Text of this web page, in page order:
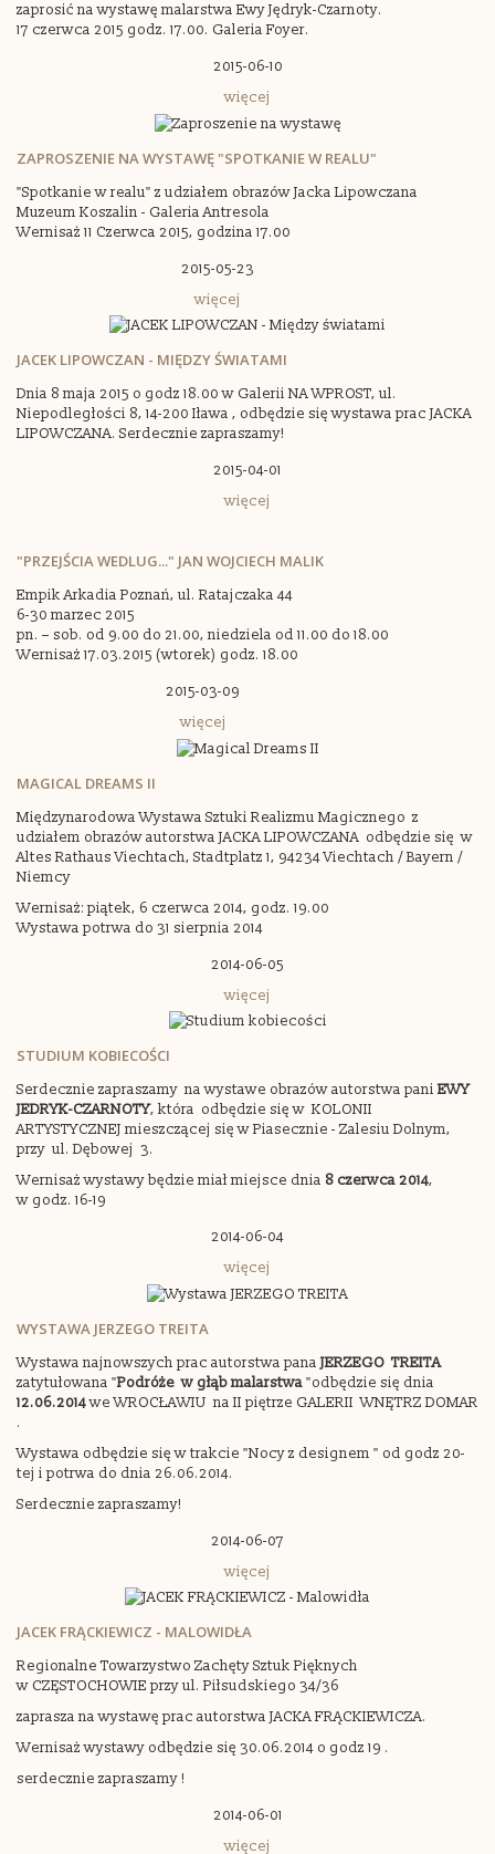
zaprosić na wystawę malarstwa Ewy Jędryk-Czarnoty.
17 czerwca 2015 godz. 17.00. Galeria Foyer.
2015-06-10
więcej
ZAPROSZENIE NA WYSTAWĘ "SPOTKANIE W REALU"
"Spotkanie w realu" z udziałem obrazów Jacka Lipowczana
Muzeum Koszalin - Galeria Antresola
Wernisaż 11 Czerwca 2015, godzina 17.00
2015-05-23
więcej
JACEK LIPOWCZAN - MIĘDZY ŚWIATAMI
Dnia 8 maja 2015 o godz 18.00 w Galerii NA WPROST, ul.
Niepodległości 8, 14-200 Iława , odbędzie się wystawa prac JACKA
LIPOWCZANA. Serdecznie zapraszamy!
2015-04-01
więcej
"PRZEJŚCIA WEDLUG..." JAN WOJCIECH MALIK
Empik Arkadia Poznań, ul. Ratajczaka 44
6-30 marzec 2015
pn. – sob. od 9.00 do 21.00, niedziela od 11.00 do 18.00
Wernisaż 17.03.2015 (wtorek) godz. 18.00
2015-03-09
więcej
MAGICAL DREAMS II
Międzynarodowa Wystawa Sztuki Realizmu Magicznego z
udziałem obrazów autorstwa JACKA LIPOWCZANA odbędzie się w
Altes Rathaus Viechtach, Stadtplatz 1, 94234 Viechtach / Bayern /
Niemcy
Wernisaż: piątek, 6 czerwca 2014, godz. 19.00
Wystawa potrwa do 31 sierpnia 2014
2014-06-05
więcej
STUDIUM KOBIECOŚCI
Serdecznie zapraszamy na wystawe obrazów autorstwa paniEWY
JEDRYK-CZARNOTY, która odbędzie się w KOLONII
ARTYSTYCZNEJ mieszczącej się w Piasecznie - Zalesiu Dolnym,
przy ul. Dębowej 3.
Wernisaż wystawy będzie miał miejsce dnia 8 czerwca 2014,
w godz. 16-19
2014-06-04
więcej
WYSTAWA JERZEGO TREITA
Wystawa najnowszych prac autorstwa panaJERZEGO TREITA
zatytułowana "Podróże w głąbmalarstwa"odbędzie się dnia
12.06.2014we WROCŁAWIU na II piętrze GALERII WNĘTRZ DOMAR
.
Wystawa odbędzie się w trakcie "Nocy z designem " od godz 20-
tej i potrwa do dnia 26.06.2014.
Serdecznie zapraszamy!
2014-06-07
więcej
JACEK FRĄCKIEWICZ - MALOWIDŁA
Regionalne Towarzystwo Zachęty Sztuk Pięknych
w CZĘSTOCHOWIE przy ul. Piłsudskiego 34/36
zaprasza na wystawę prac autorstwa JACKA FRĄCKIEWICZA.
Wernisaż wystawy odbędzie się 30.06.2014 o godz 19 .
serdecznie zapraszamy !
2014-06-01
więcej